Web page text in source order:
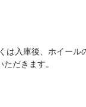
は入庫後、ホイール
だきます。